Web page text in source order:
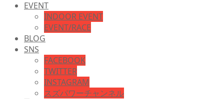
EVENT
INDOOR EVENT
EVENT/RACE
BLOG
SNS
FACEBOOK
TWITTER
INSTAGRAM
スズパワーチャンネル